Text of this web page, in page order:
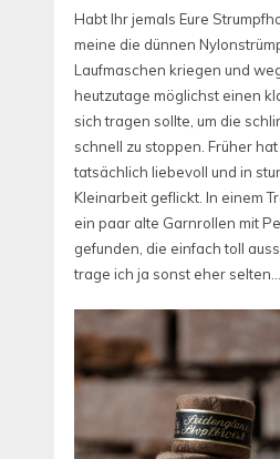
Habt Ihr jemals Eure
meine die dünnen
Laufmaschen kriegen und
heutzutage möglichst einen
sich tragen sollte, um die
schnell zu stoppen. Früher
tatsächlich liebevoll und in
Kleinarbeit geflickt. In einem
ein paar alte Garnrollen mit
gefunden, die einfach toll
trage ich ja sonst eher selten…